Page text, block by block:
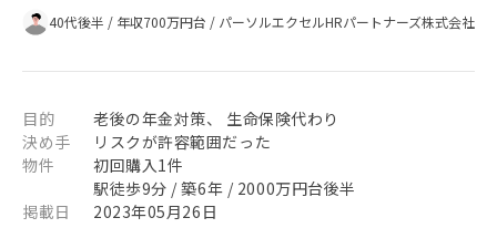
40代後半 / 年収700万円台 / パーソルエクセルHRパートナーズ株式会社
目的
老後の年金対策、 生命保険代わり
決め手
リスクが許容範囲だった
物件
初回購入1件
駅徒歩9分 / 築6年 / 2000万円台後半
掲載日
2023年05月26日